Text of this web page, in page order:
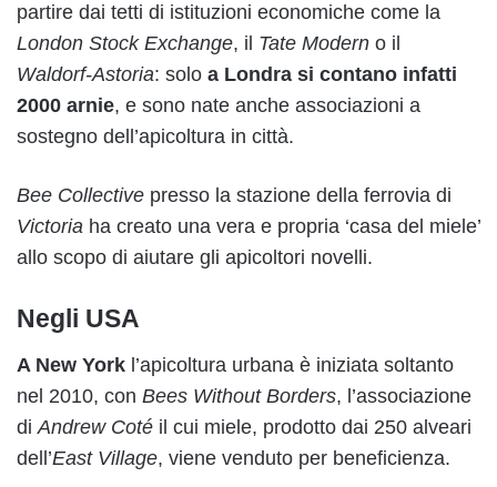
partire dai tetti di istituzioni economiche come la
London Stock Exchange, il Tate Modern o il
Waldorf-Astoria: solo a Londra si contano infatti
2000 arnie, e sono nate anche associazioni a
sostegno dell’apicoltura in città.
Bee Collective presso la stazione della ferrovia di
Victoria ha creato una vera e propria ‘casa del miele’
allo scopo di aiutare gli apicoltori novelli.
Negli USA
A New York l’apicoltura urbana è iniziata soltanto
nel 2010, con Bees Without Borders, l’associazione
di Andrew Coté il cui miele, prodotto dai 250 alveari
dell’East Village, viene venduto per beneficienza.